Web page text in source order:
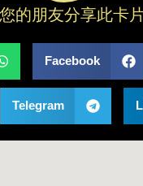
的朋友分享此卡
Facebook
Telegram